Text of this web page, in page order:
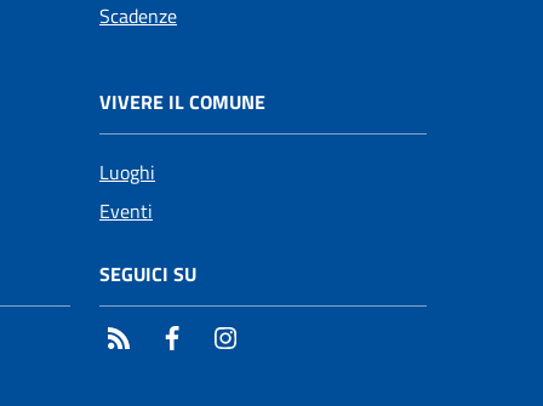
Scadenze
VIVERE IL COMUNE
Luoghi
Eventi
SEGUICI SU
RSS Facebook